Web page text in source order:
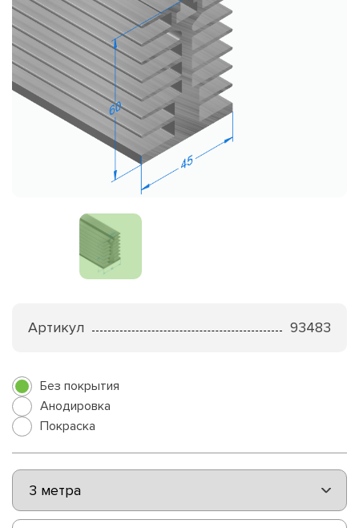
Артикул 93483
Без покрытия
Анодировка
Покраска